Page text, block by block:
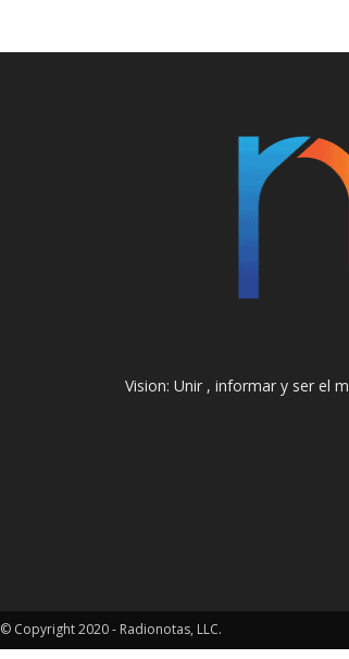
Vision: Unir , informar y ser el
© Copyright 2020 - Radionotas, LLC.